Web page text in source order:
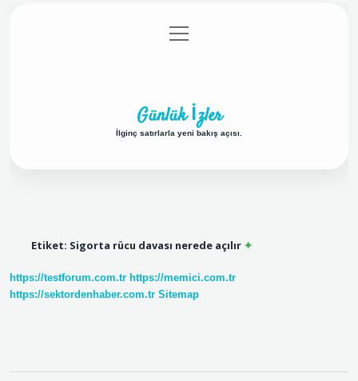
Gizlilik Politikası
menüyü
aç
Günlük İzler
İlginç satırlarla yeni bakış açısı.
Etiket: Sigorta rücu davası nerede açılır
https://testforum.com.tr https://memici.com.tr
https://sektordenhaber.com.tr Sitemap